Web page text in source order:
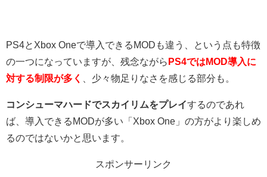
PS4とXbox Oneで導入できるMODも違う、という点も特徴
の一つになっていますが、残念ながら PS4ではMOD導入に
対する制限が多く
、少々物足りなさを感じる部分も。
コンシューマハードでスカイリムをプレイするのであれ
ば、導入できるMODが多い「Xbox One」の方がより楽しめ
るのではないかと思います。
スポンサーリンク